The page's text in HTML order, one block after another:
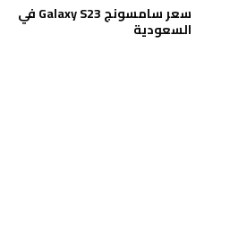
سعر سامسونج Galaxy S23 في
السعودية